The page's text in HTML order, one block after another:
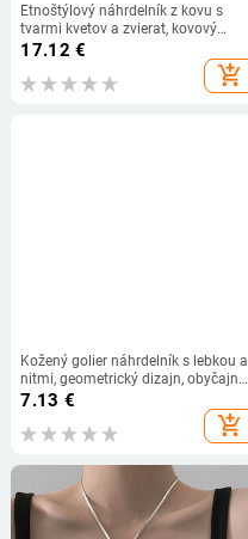
Etnoštýlový náhrdelník z kovu s
tvarmi kvetov a zvierat, kovový
prívesok, hmotnosť 50 g
17.12 €
add_shopping_cart
Kožený golier náhrdelník s lebkou a
nitmi, geometrický dizajn, obyčajný
reťaz
7.13 €
add_shopping_cart